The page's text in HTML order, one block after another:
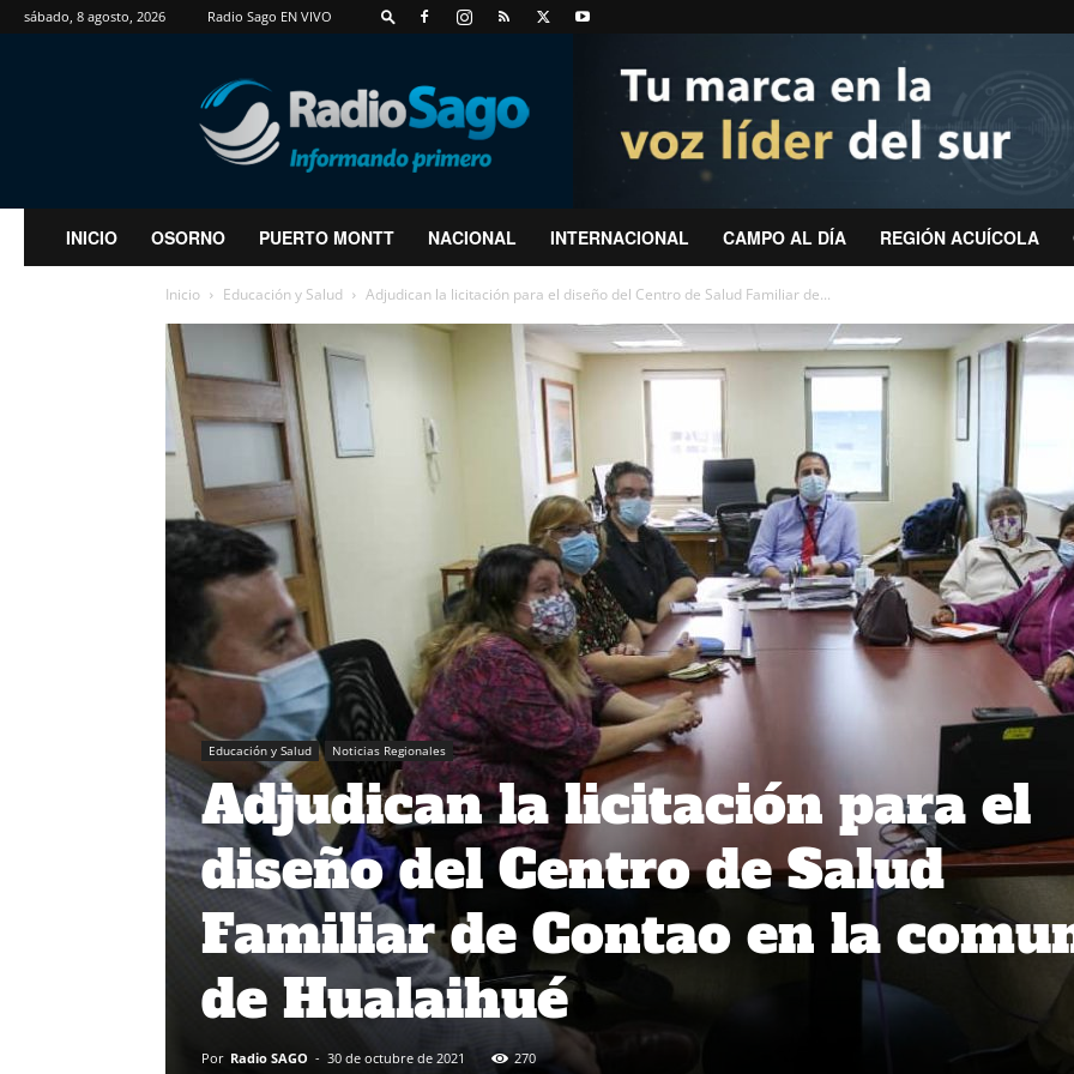
sábado, 8 agosto, 2026 Radio Sago EN VIVO
RadioSago
INICIO OSORNO PUERTO MONTT NACIONAL INTERNACIONAL CAMPO AL DÍA REGIÓN ACUÍCOLA
Inicio Educación y Salud Adjudican la licitación para el diseño del Centro de Salud Familiar de...
Educación y Salud Noticias Regionales
Adjudican la licitación para el
diseño del Centro de Salud
Familiar de Contao en la
de Hualaihué
Por Radio SAGO - 30 de octubre de 2021 270